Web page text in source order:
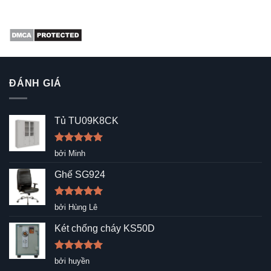
ĐÁNH GIÁ
Tủ TU09K8CK
Được xếp
sao
bởi Minh
Ghế SG924
Được xếp
5
sao
bởi Hùng Lê
Két chống cháy KS50D
Được xếp
hạng5
bởi huyền